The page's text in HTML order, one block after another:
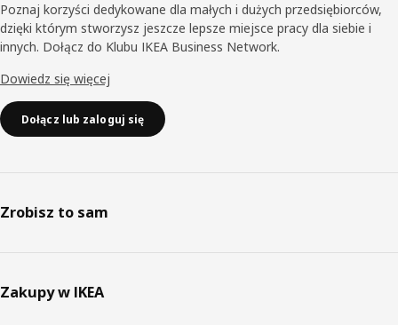
Poznaj korzyści dedykowane dla małych i dużych przedsiębiorców,
dzięki którym stworzysz jeszcze lepsze miejsce pracy dla siebie i
innych. Dołącz do Klubu IKEA Business Network.
Dowiedz się więcej
Dołącz lub zaloguj się
Zrobisz to sam
Zakupy w IKEA